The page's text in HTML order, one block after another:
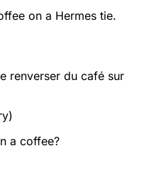
on a Hermes tie.
renverser du café sur
a coffee?